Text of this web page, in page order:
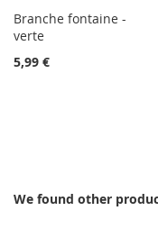
Branche fontaine -
verte
5,99 €
We found other